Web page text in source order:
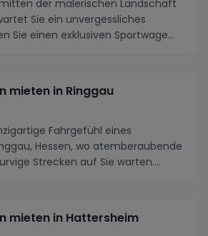
der malerischen Landschaft
Sie ein unvergessliches
Sie einen exklusiven Sportwage...
mieten in Ringgau
Fahrgefühl eines
Hessen, wo atemberaubende
Strecken auf Sie warten.
mieten in Hattersheim